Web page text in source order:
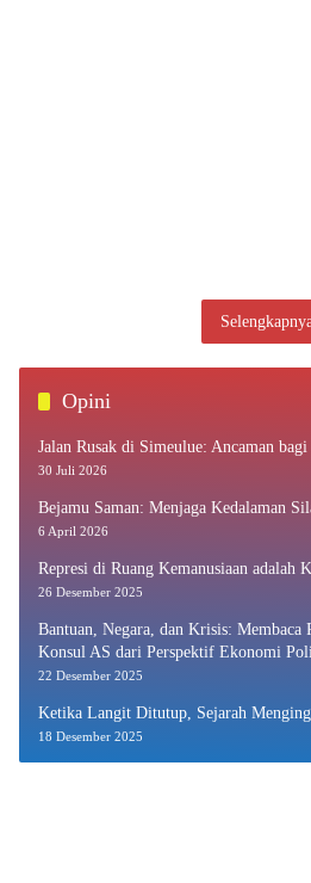
Opini
Jalan Rusak di Simeulue: Ancaman
30 Juli 2026
Bejamu Saman: Menjaga Kedalaman
6 April 2026
Represi di Ruang Kemanusiaan adalah
26 Desember 2025
Bantuan, Negara, dan Krisis: Membaca
Konsul AS dari Perspektif Ekonomi
22 Desember 2025
Ketika Langit Ditutup, Sejarah
18 Desember 2025